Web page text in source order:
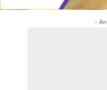
-